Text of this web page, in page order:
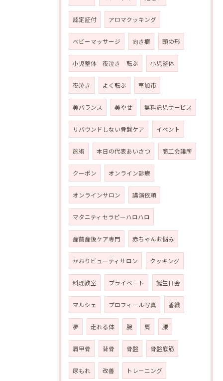
認定証付 アロマクッキング
ベビーマッサージ 向き癖 頭の形
小児整体 夜泣き 転ぶ 小児整体
夜泣き よく転ぶ 草加市
美バランス 美やせ 無料託児サービス
リバウンドしない骨盤ケア イベント
施術 本日の代表あいさつ 商工会議所
クーポン オンライン診療
オンラインサロン 講演依頼
マタニティセラピーハロハロ
産前産後ケア専門 赤ちゃんお悩み
かおりビューティサロン クッキング
料理教室 プライベート 誕生日会
マルシェ プロフィール写真 香織
夢 走れる体 腕 肩 腰
肩甲骨 背骨 骨盤 骨盤底筋
尿もれ 改善 トレーニング